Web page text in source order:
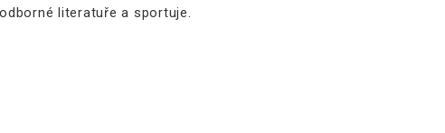
literatuře a sportuje.